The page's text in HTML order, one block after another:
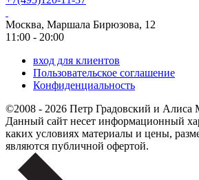
Москва, Маршала Бирюзова, 12
11:00 - 20:00
вход для клиентов
Пользовательское соглашение
Конфиденциальность
©2008 - 2026 Петр Градовский и Алиса
Данный сайт несет информационный
каких условиях материалы и цены,
являются публичной офертой.